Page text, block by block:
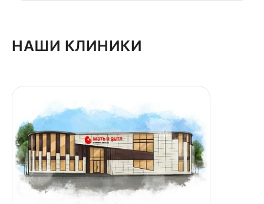
НАШИ КЛИНИКИ